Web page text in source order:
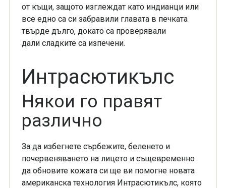
от къщи, защото изглеждат като индианци или
все едно са си забравили главата в печката
твърде дълго, докато са проверявали
дали сладките са изпечени.
Интрасютикълс
Някои го правят
различно
За да избегнете сърбежите, беленето и
почервеняването на лицето и същевременно
да обновите кожата си ще ви помогне новата
американска технология Интрасютикълс, която